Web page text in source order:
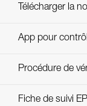
App pour
Procédure de
Fiche de suivi